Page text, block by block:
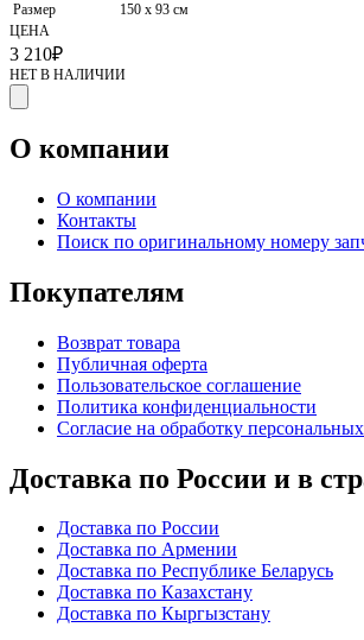
Размер
150 х 93 см
ЦЕНА
3 210₽
НЕТ В НАЛИЧИИ
О компании
О компании
Контакты
Поиск по оригинальному номеру
Покупателям
Возврат товара
Публичная оферта
Пользовательское соглашение
Политика конфиденциальности
Согласие на обработку
Доставка по России и в
Доставка по России
Доставка по Армении
Доставка по Республике Беларусь
Доставка по Казахстану
Доставка по Кыргызстану